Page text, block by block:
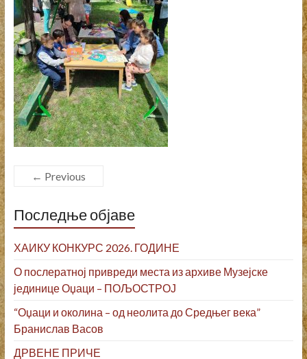
← Previous
Последње објаве
ХАИКУ КОНКУРС 2026. ГОДИНЕ
О послератној привреди места из архиве Музејске
јединице Оџаци – ПОЉОСТРОЈ
“Оџаци и околина – од неолита до Средњег века”
Бранислав Васов
ДРВЕНЕ ПРИЧЕ